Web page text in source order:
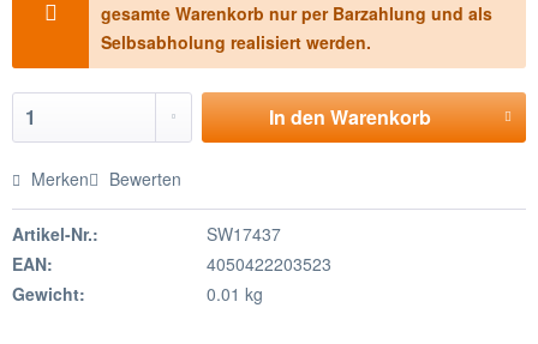
gesamte Warenkorb nur per Barzahlung und als
Selbsabholung realisiert werden.
In denWarenkorb
Merken Bewerten
Artikel-Nr.:
SW17437
EAN:
4050422203523
Gewicht:
0.01 kg